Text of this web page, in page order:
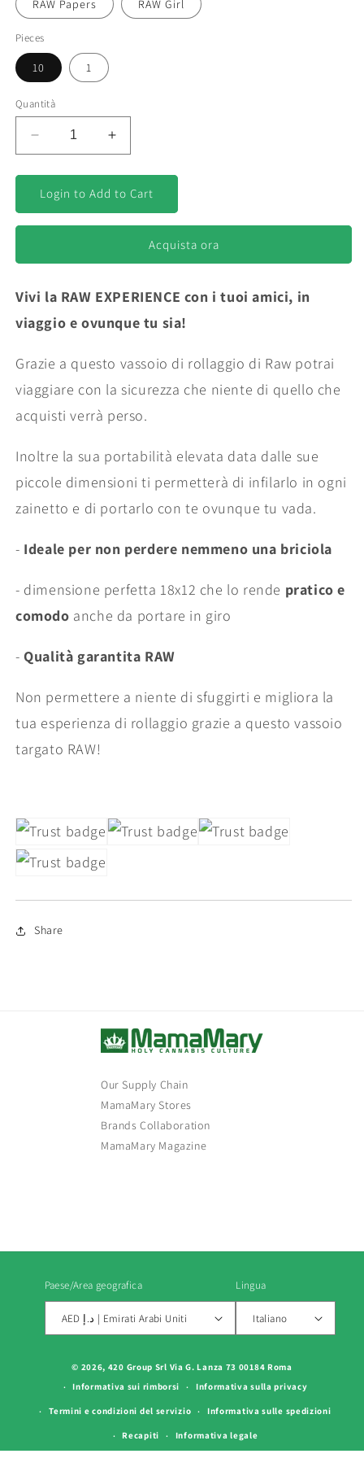
RAW Papers RAW Girl
Pieces
10 1
Quantità
Diminuisci
quantità
per
Raw
Mistiera
Portatile
-
di
-
Tray
Aumenta
quantità
per
Raw
Mistiera
Portatile
18x12
-
di
-
Tray
Login to Add to Cart
Acquista ora
Vivi la RAW EXPERIENCE con i tuoi amici, in
viaggio e ovunque tu sia!
Grazie a questo vassoio di rollaggio di Raw potrai
viaggiare con la sicurezza che niente di quello che
acquisti verrà perso.
Inoltre la sua portabilità elevata data dalle sue
piccole dimensioni ti permetterà di infilarlo in ogni
zainetto e di portarlo con te ovunque tu vada.
- Ideale per non perdere nemmeno una briciola
- dimensione perfetta 18x12 che lo rende pratico e
comodo anche da portare in giro
- Qualità garantita RAW
Non permettere a niente di sfuggirti e migliora la
tua esperienza di rollaggio grazie a questo vassoio
targato RAW!
Share
Our Supply Chain
MamaMary Stores
Brands Collaboration
MamaMary Magazine
Paese/Area geografica
AED د.إ | Emirati Arabi Uniti
Lingua
Italiano
© 2026, 420 Group Srl Via G. Lanza 73 00184 Roma
Informativa sui rimborsi
Informativa sulla privacy
Termini e condizioni del servizio Informativa sulle spedizioni
Recapiti Informativa legale